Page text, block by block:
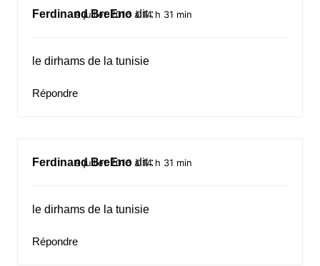
Ferdinand BreEno dit :
9 juillet 2016 à 14 h 31 min
le dirhams de la tunisie
Répondre
Ferdinand BreEno dit :
9 juillet 2016 à 14 h 31 min
le dirhams de la tunisie
Répondre